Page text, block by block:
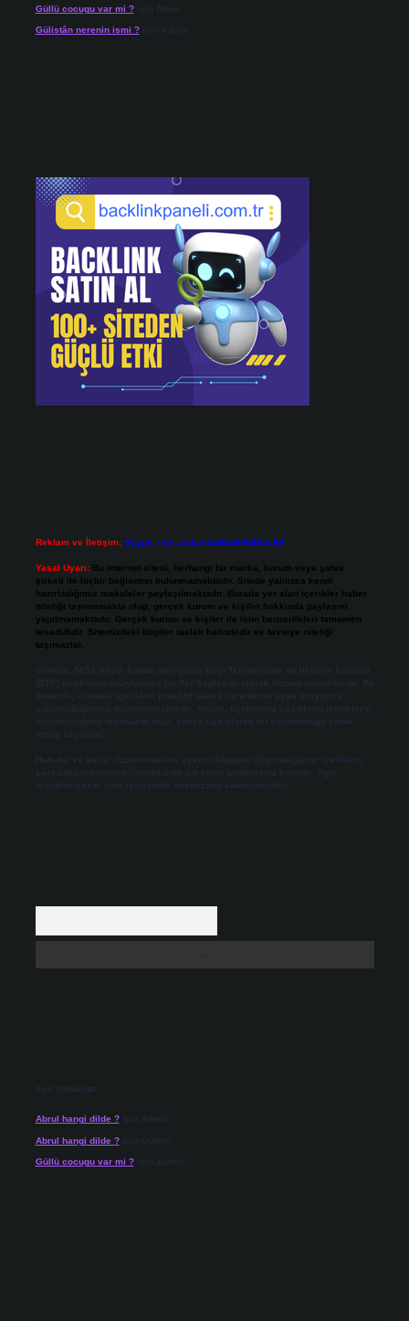
Güllü cocugu var mi ?için Alper
Gülistân nerenin ismi ?için admin
Reklam ve İletişim: Skype: live:.cid.575569c608265c69
Yasal Uyarı: Bu internet sitesi, herhangi bir marka, kurum veya şahıs
şirketi ile hiçbir bağlantısı bulunmamaktadır. Sitede yalnızca kendi
hazırladığımız makaleler paylaşılmaktadır. Burada yer alan içerikler haber
niteliği taşımamakta olup, gerçek kurum ve kişiler hakkında paylaşım
yapılmamaktadır. Gerçek kurum ve kişiler ile isim benzerlikleri tamamen
tesadüfidir. Sitemizdeki bilgiler taslak halindedir ve tavsiye niteliği
taşımazlar.
Sitemiz, 5651 Sayılı Kanun gereğince Bilgi Teknolojileri ve İletişim Kurumu
(BTK) tarafından onaylanmış bir Yer Sağlayıcı olarak hizmet vermektedir. Bu
nedenle, sitedeki içerikleri proaktif olarak denetleme veya araştırma
yükümlülüğümüz bulunmamaktadır. Ancak, üyelerimiz yazdıkları içeriklerin
sorumluluğunu taşımakta olup, siteye üye olarak bu sorumluluğu kabul
etmiş sayılırlar.
Hukuka ve yasal düzenlemelere aykırı olduğunu düşündüğünüz içerikleri,
backlinkpanelicomtr@gmail.com adresine bildirmeniz halinde, ilgili
içerikler yasal süre içerisinde sitemizden kaldırılacaktır.
Son Yorumlar
Abrul hangi dilde ?için admin
Abrul hangi dilde ?için Gülten
Güllü cocugu var mi ?için admin